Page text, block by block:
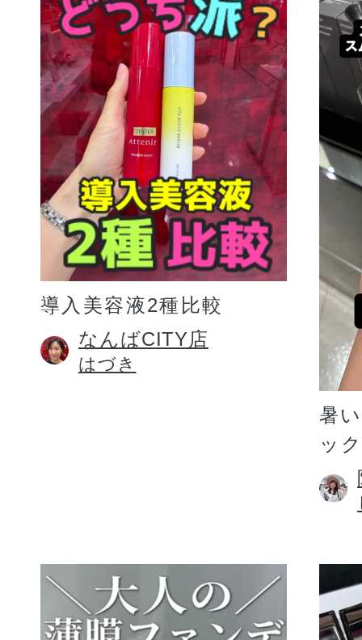
ドレスリフト
プリマモイスト
スキンクリア
クレンズオイル
導入美容液2種比較
なんばCITY店
はづき
暑
ッ